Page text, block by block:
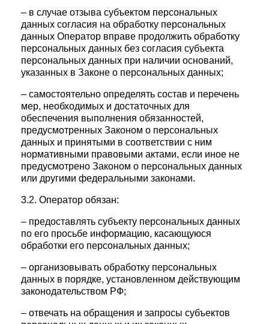
– в случае отзыва субъектом персональных
данных согласия на обработку персональных
данных Оператор вправе продолжить обработку
персональных данных без согласия субъекта
персональных данных при наличии оснований,
указанных в Законе о персональных данных;
– самостоятельно определять состав и перечень
мер, необходимых и достаточных для
обеспечения выполнения обязанностей,
предусмотренных Законом о персональных
данных и принятыми в соответствии с ним
нормативными правовыми актами, если иное не
предусмотрено Законом о персональных данных
или другими федеральными законами.
3.2. Оператор обязан:
– предоставлять субъекту персональных данных
по его просьбе информацию, касающуюся
обработки его персональных данных;
– организовывать обработку персональных
данных в порядке, установленном действующим
законодательством РФ;
– отвечать на обращения и запросы субъектов